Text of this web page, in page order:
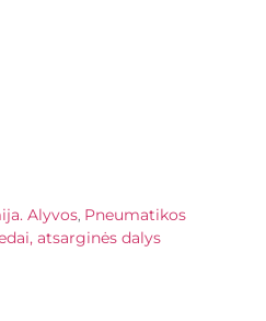
Alyvos, Pneumatikos
atsarginės dalys